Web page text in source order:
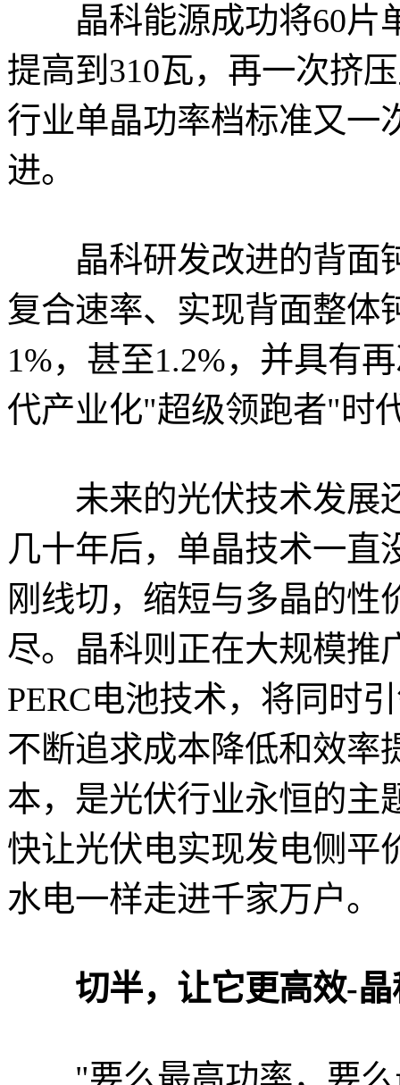
晶科能源成功将60片
提高到310瓦，再一次挤
行业单晶功率档标准又一
进。
晶科研发改进的背面
复合速率、实现背面整体
1%，甚至1.2%，并具有
代产业化"超级领跑者"时
未来的光伏技术发展
几十年后，单晶技术一直
刚线切，缩短与多晶的性
尽。晶科则正在大规模推
PERC电池技术，将同时
不断追求成本降低和效率
本，是光伏行业永恒的主
快让光伏电实现发电侧平
水电一样走进千家万户。
切半，让它更高效-晶